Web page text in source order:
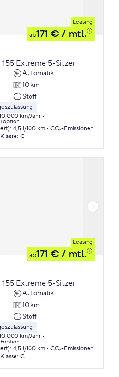
Leasing
ab171 € / mtl.
Extreme 5-Sitzer
Automatik
10 km
Stoff
10.000 km/Jahr
: 4,5 l/100 km
CO₂-Emissionen
: C
Leasing
ab171 € / mtl.
Extreme 5-Sitzer
Automatik
10 km
Stoff
10.000 km/Jahr
: 4,5 l/100 km
CO₂-Emissionen
: C